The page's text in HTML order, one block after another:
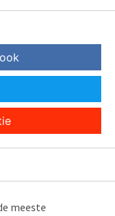
meeste